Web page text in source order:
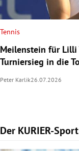
Tennis
Meilenstein für Lilli
Turniersieg in die
Peter Karlik26.07.2026
Der KURIER-
Slide 1 von 5